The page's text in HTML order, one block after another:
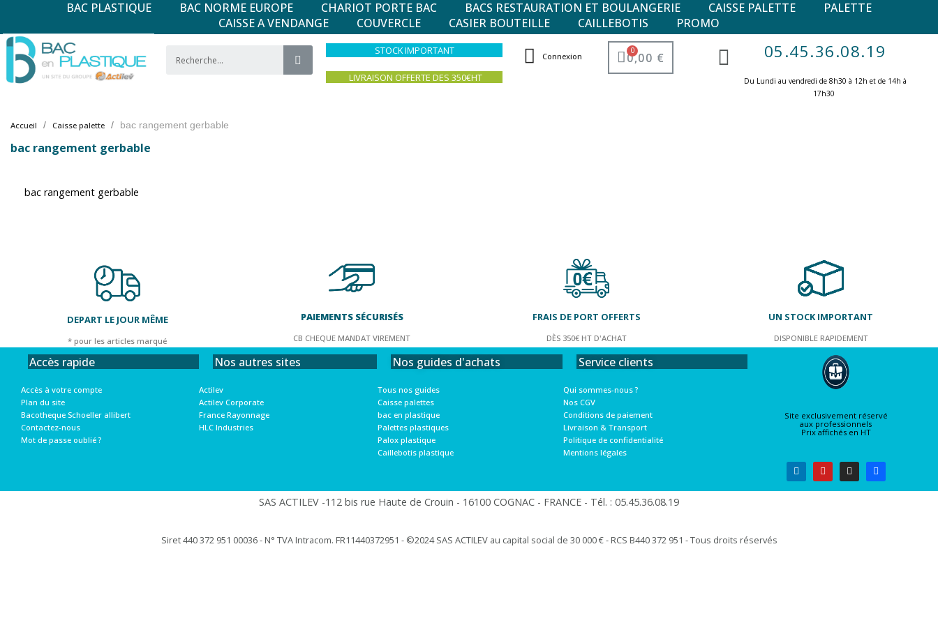
BAC PLASTIQUE BAC NORME EUROPE CHARIOT PORTE BAC BACS RESTAURATION ET BOULANGERIE CAISSE PALETTE
PALETTE
CAISSE A VENDANGE
COUVERCLE CASIER BOUTEILLE CAILLEBOTIS PROMO
STOCK IMPORTANT
LIVRAISON OFFERTE DES 350€HT
Connexion 0,00 € 05.45.36.08.19
Du Lundi au vendredi de 8h30 à 12h et de 14h à
17h30 ​
Accueil Caisse palette bac rangement gerbable
bac rangement gerbable
bac rangement gerbable
DEPART LE JOUR MÊME
* pour les articles marqué
PAIEMENTS SÉCURISÉS
CB CHEQUE MANDAT VIREMENT
FRAIS DE PORT OFFERTS
DÈS 350€ HT D'ACHAT
UN STOCK IMPORTANT
DISPONIBLE RAPIDEMENT
Accès rapide
Accès à votre compte
Plan du site
Bacotheque Schoeller allibert
Contactez-nous
Mot de passe oublié ?
Nos autres sites
Actilev
Actilev Corporate
France Rayonnage
HLC Industries
Nos guides d'achats
Tous nos guides
Caisse palettes
bac en plastique
Palettes plastiques
Palox plastique
Caillebotis plastique
Service clients
Qui sommes-nous ?
Nos CGV
Conditions de paiement
Livraison & Transport
Politique de confidentialité
Mentions légales
Site exclusivement réservé
aux professionnels
Prix affichés en HT
SAS ACTILEV -112 bis rue Haute de Crouin - 16100 COGNAC - FRANCE - Tél. : 05.45.36.08.19​
Siret 440 372 951 00036 - N° TVA Intracom. FR11440372951 - ©2024 SAS ACTILEV au capital social de 30 000 € - RCS B440 372 951 - Tous droits réservés​​